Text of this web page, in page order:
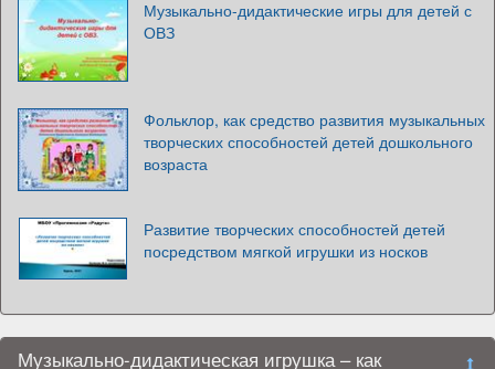
Музыкально-дидактические игры для детей с
ОВЗ
Фольклор, как средство развития музыкальных
творческих способностей детей дошкольного
возраста
Развитие творческих способностей детей
посредством мягкой игрушки из носков
Музыкально-дидактическая игрушка – как